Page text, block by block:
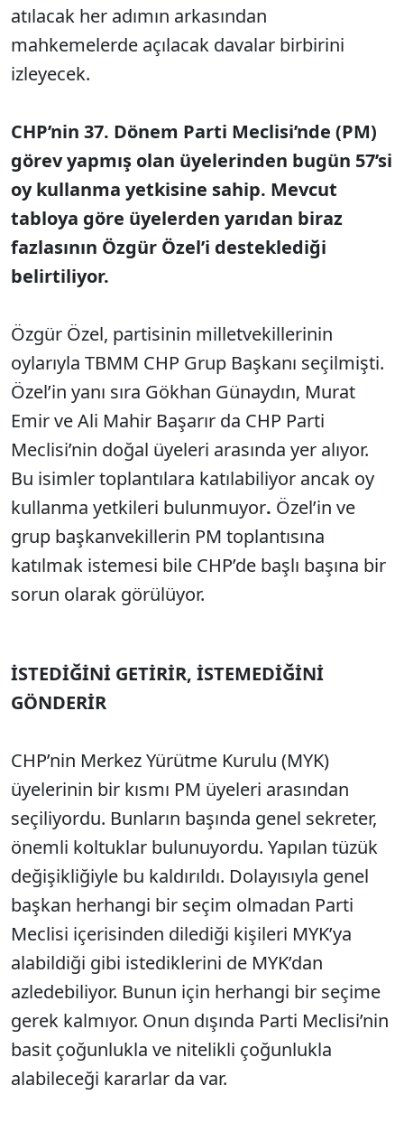
atılacak her adımın arkasından
mahkemelerde açılacak davalar birbirini
izleyecek.
CHP’nin 37. Dönem Parti Meclisi’nde (PM)
görev yapmış olan üyelerinden bugün 57’si
oy kullanma yetkisine sahip. Mevcut
tabloya göre üyelerden yarıdan biraz
fazlasının Özgür Özel’i desteklediği
belirtiliyor.
Özgür Özel, partisinin milletvekillerinin
oylarıyla TBMM CHP Grup Başkanı seçilmişti.
Özel’in yanı sıra Gökhan Günaydın, Murat
Emir ve Ali Mahir Başarır da CHP Parti
Meclisi’nin doğal üyeleri arasında yer alıyor.
Bu isimler toplantılara katılabiliyor ancak oy
kullanma yetkileri bulunmuyor. Özel’in ve
grup başkanvekillerin PM toplantısına
katılmak istemesi bile CHP’de başlı başına bir
sorun olarak görülüyor.
İSTEDİĞİNİ GETİRİR, İSTEMEDİĞİNİ
GÖNDERİR
CHP’nin Merkez Yürütme Kurulu (MYK)
üyelerinin bir kısmı PM üyeleri arasından
seçiliyordu. Bunların başında genel sekreter,
önemli koltuklar bulunuyordu. Yapılan tüzük
değişikliğiyle bu kaldırıldı. Dolayısıyla genel
başkan herhangi bir seçim olmadan Parti
Meclisi içerisinden dilediği kişileri MYK’ya
alabildiği gibi istediklerini de MYK’dan
azledebiliyor. Bunun için herhangi bir seçime
gerek kalmıyor. Onun dışında Parti Meclisi’nin
basit çoğunlukla ve nitelikli çoğunlukla
alabileceği kararlar da var.